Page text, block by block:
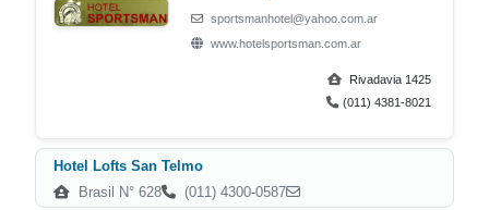
sportsmanhotel@yahoo.com.ar
www.hotelsportsman.com.ar
Rivadavia 1425
(011) 4381-8021
Hotel Lofts San Telmo
Brasil N° 628
(011) 4300-0587